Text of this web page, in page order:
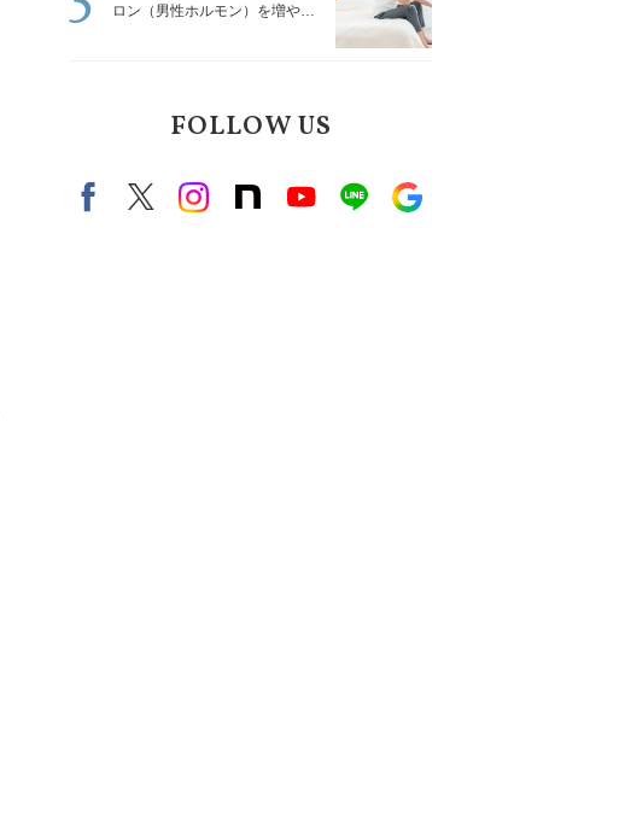
ロン（男性ホルモン）を増やす
FOLLOW US
FacebookX（旧twitter）
instagram
note Youtubeline